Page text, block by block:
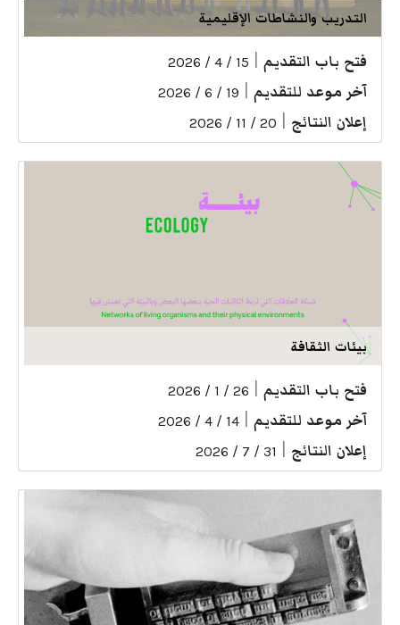
التدريب والنشاطات الإقليمية
فتح باب التقديم 15 / 4 / 2026
آخر موعد للتقديم 19 / 6 / 2026
إعلان النتائج 20 / 11 / 2026
بيئات الثقافة
فتح باب التقديم 26 / 1 / 2026
آخر موعد للتقديم 14 / 4 / 2026
إعلان النتائج 31 / 7 / 2026